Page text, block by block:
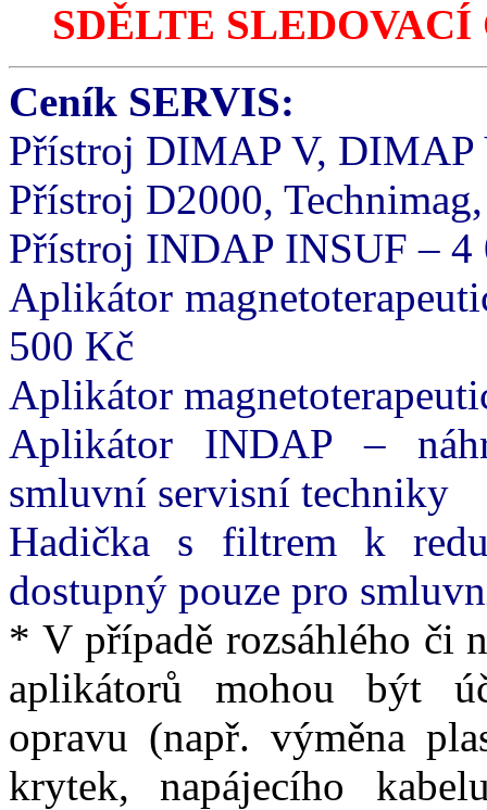
SDĚLTE SLEDOVACÍ
Ceník SERVIS:
Přístroj DIMAP V, DIMAP
Přístroj D2000,
Přístroj INDAP INSUF – 4
Aplikátor
500 Kč
Aplikátor
Aplikátor INDAP –
smluvní servisní techniky
Hadička s filtrem k
dostupný pouze pro
* V případě rozsáhlého či
aplikátorů mohou být
opravu (např. výměna
krytek, napájecího